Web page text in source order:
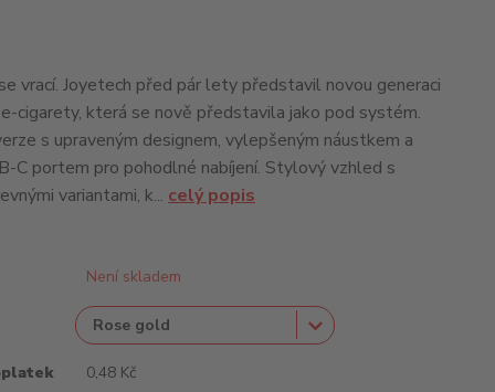
se vrací. Joyetech před pár lety představil novou generaci
e-cigarety, která se nově představila jako pod systém.
s upraveným designem, vylepšeným náustkem a
C portem pro pohodlné nabíjení. Stylový vzhled s
variantami, k... celý popis
Není skladem
0,48 Kč